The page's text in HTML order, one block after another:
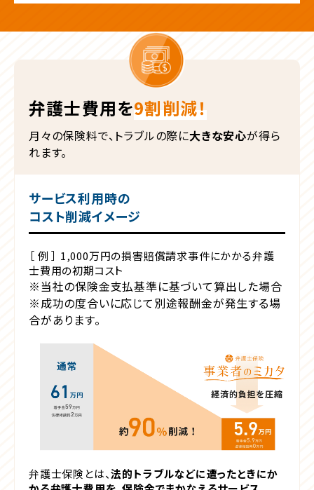
弁護士費用を9割削減！
月々の保険料で、トラブルの際に大きな安心が得ら
れます。
サービス利用時の
コスト削減イメージ
［ 例 ］ 1,000万円の損害賠償請求事件にかかる弁護
士費用の初期コスト
※当社の保険金支払基準に基づいて算出した場合
※成功の度合いに応じて別途報酬金が発生する場
合があります。
弁護士保険とは、法的トラブルなどに遭ったときにか